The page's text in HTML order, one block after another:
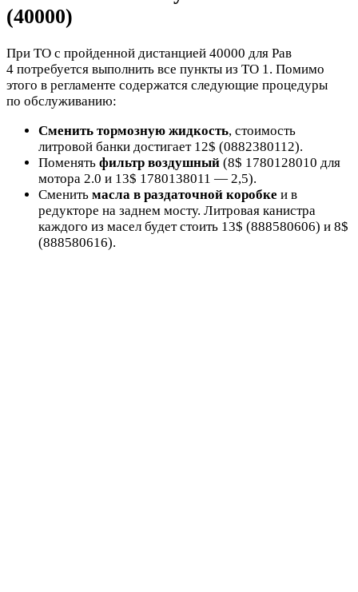
(40000)
При ТО с пройденной дистанцией 40000 для Рав
4 потребуется выполнить все пункты из ТО 1. Помимо
этого в регламенте содержатся следующие процедуры
по обслуживанию:
Сменить тормозную жидкость, стоимость
литровой банки достигает 12$ (0882380112).
Поменять фильтр воздушный (8$ 1780128010 для
мотора 2.0 и 13$ 1780138011 — 2,5).
Сменить масла в раздаточной коробке и в
редукторе на заднем мосту. Литровая канистра
каждого из масел будет стоить 13$ (888580606) и 8$
(888580616).